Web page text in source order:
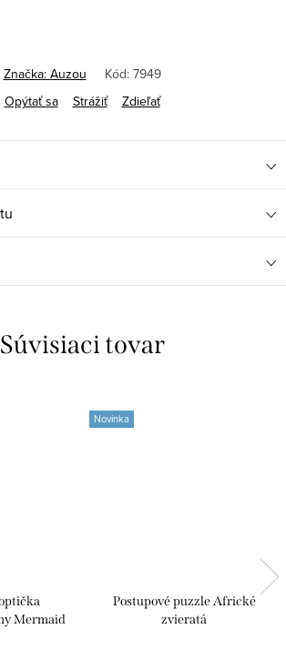
Značka: Auzou Kód: 7949
Opýtať sa
Strážiť Zdieľať
Súvisiaci tovar
Mermaid
Novinka
Postupové puzzle Africké
zvieratá